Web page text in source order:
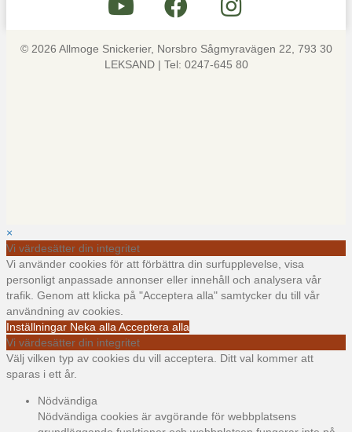
© 2026 Allmoge Snickerier, Norsbro Sågmyravägen 22, 793 30
LEKSAND | Tel: 0247-645 80
×
Vi värdesätter din integritet
Vi använder cookies för att förbättra din surfupplevelse, visa
personligt anpassade annonser eller innehåll och analysera vår
trafik. Genom att klicka på "Acceptera alla" samtycker du till vår
användning av cookies.
Inställningar Neka alla Acceptera alla
Vi värdesätter din integritet
Välj vilken typ av cookies du vill acceptera. Ditt val kommer att
sparas i ett år.
Nödvändiga
Nödvändiga cookies är avgörande för webbplatsens